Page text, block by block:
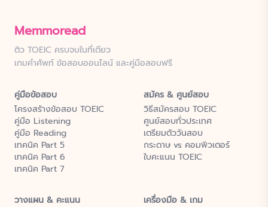
Memmoread
ติว TOEIC ครบจบในที่เดียว
เกมคำศัพท์ ข้อสอบออนไลน์ และคู่มือสอบฟรี
คู่มือข้อสอบ
โครงสร้างข้อสอบ TOEIC
คู่มือ Listening
คู่มือ Reading
เทคนิค Part 5
เทคนิค Part 6
เทคนิค Part 7
สมัคร & ศูนย์สอบ
วิธีสมัครสอบ TOEIC
ศูนย์สอบทั่วประเทศ
เตรียมตัววันสอบ
กระดาษ vs คอมพิวเตอร์
ใบคะแนน TOEIC
วางแผน & คะแนน
เครื่องมือ & เกม